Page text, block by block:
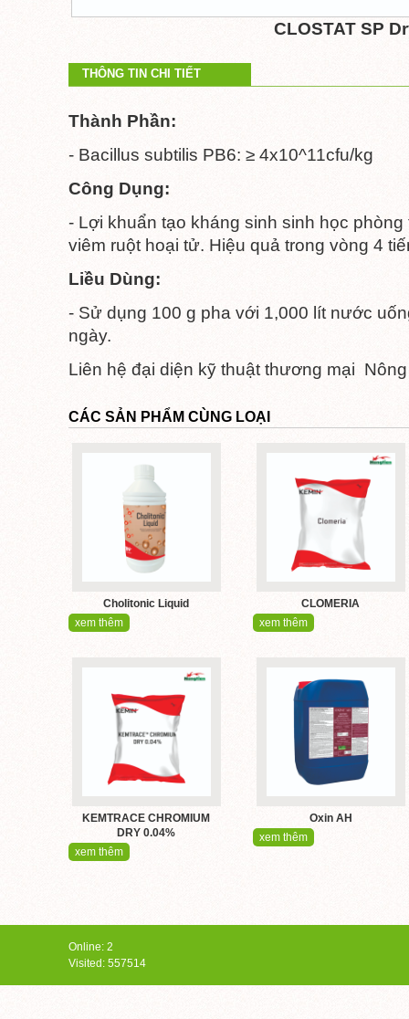
CLOSTAT SP
THÔNG TIN CHI TIẾT
Thành Phần:
- Bacillus subtilis PB6: ≥ 4x10^11cfu/kg
Công Dụng:
- Lợi khuẩn tạo kháng sinh sinh học
viêm ruột hoại tử. Hiệu quả trong vòng 4
Liều Dùng:
- Sử dụng 100 g pha với 1,000 lít nước
ngày.
Liên hệ đại diện kỹ thuật thương mại
CÁC SẢN PHẨM CÙNG LOẠI
Cholitonic Liquid
xem thêm
CLOMERIA
xem thêm
KEMTRACE CHROMIUM
DRY 0.04%
xem thêm
Oxin AH
xem thêm
Online: 2
Visited: 557514